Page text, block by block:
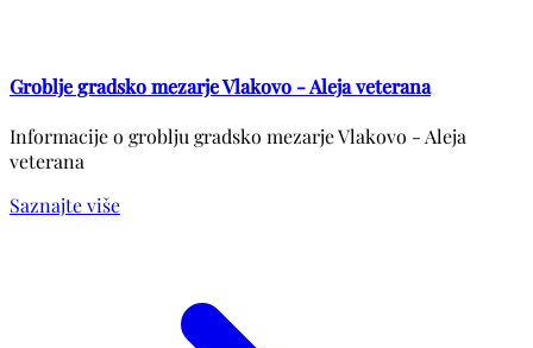
Groblje gradsko mezarje Vlakovo - Aleja veterana
Informacije o groblju gradsko mezarje Vlakovo - Aleja
veterana
Saznajte više